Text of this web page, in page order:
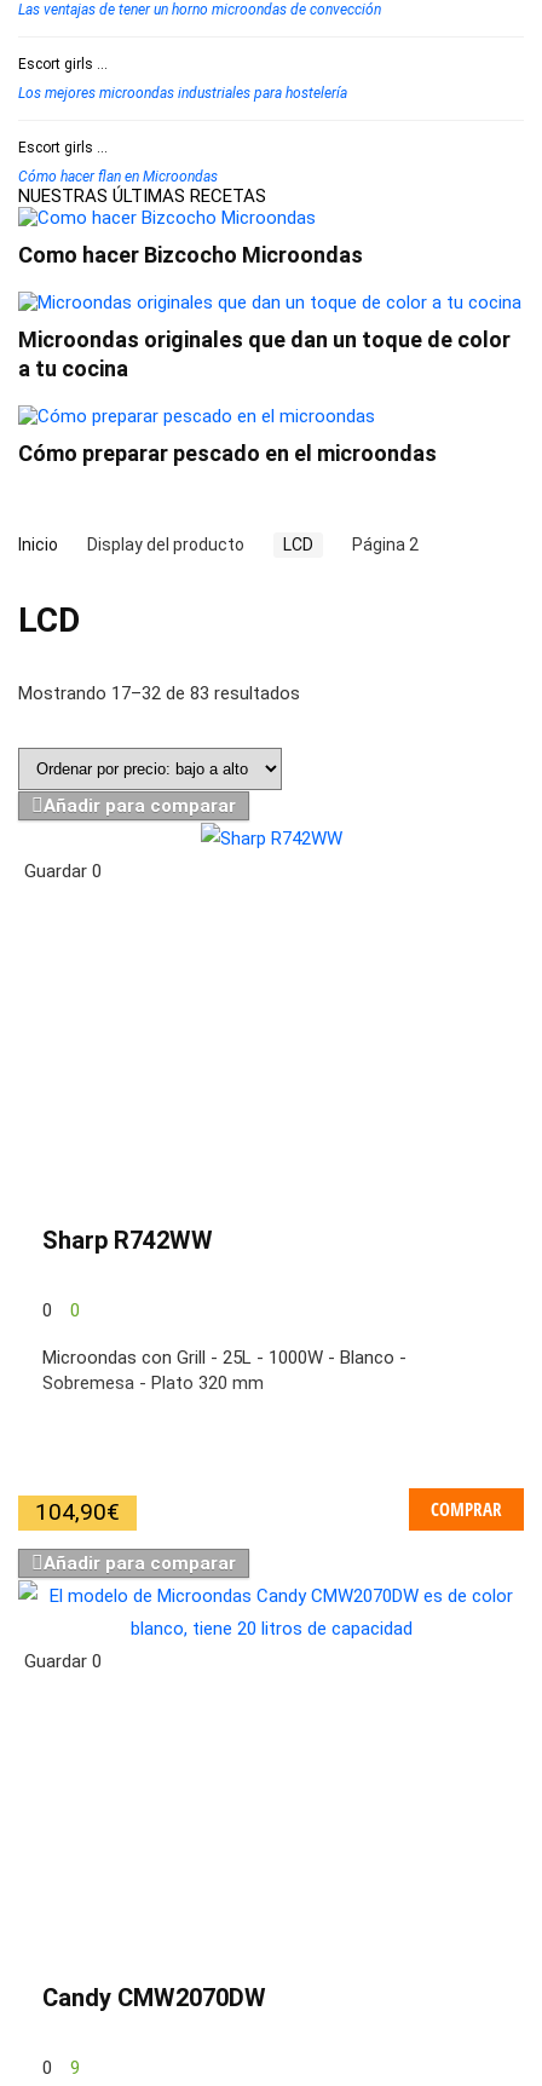
Las ventajas de tener un horno microondas de convección
Escort girls ...
Los mejores microondas industriales para hostelería
Escort girls ...
Cómo hacer flan en Microondas
NUESTRAS ÚLTIMAS RECETAS
Como hacer Bizcocho Microondas
Microondas originales que dan un toque de color
a tu cocina
Cómo preparar pescado en el microondas
Inicio Display del producto LCD Página 2
LCD
Mostrando 17–32 de 83 resultados
Añadir para comparar
Guardar 0
Sharp R742WW
0 0
Microondas con Grill - 25L - 1000W - Blanco -
Sobremesa - Plato 320 mm
104,90€ COMPRAR
Añadir para comparar
Guardar 0
Candy CMW2070DW
0 9